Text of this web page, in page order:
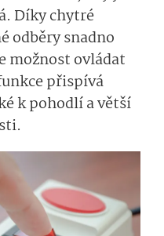
Díky chytré
odběry snadno
možnost ovládat
přispívá
k pohodlí a větší